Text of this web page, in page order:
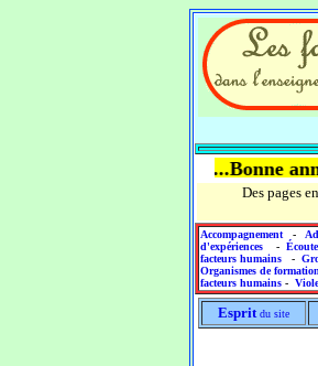
année 2010 !.....Bonne année
Des pages en
Accompagnement -
d'expériences - Écoute
facteurs humains -
Organismes de formation
facteurs humains -
Esprit du site